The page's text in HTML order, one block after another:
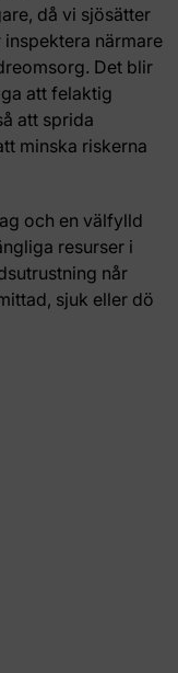
då vi sjösätter
närmare
Det blir
att felaktig
att sprida
minska riskerna
och en välfylld
resurser i
når
sjuk eller dö